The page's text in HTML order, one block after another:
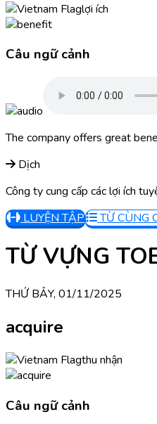
lợi ích
Câu ngữ cảnh
The company offers great
Dịch
Công ty cung cấp các lợi ích
LUYỆN TẬP
TỪ CÙNG
TỪ VỰNG
THỨ BẢY, 01/11/2025
acquire
thu nhận
Câu ngữ cảnh